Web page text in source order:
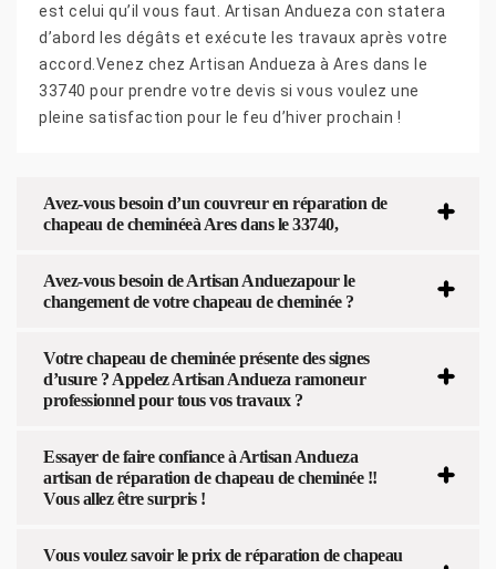
est celui qu’il vous faut. Artisan Andueza con statera
d’abord les dégâts et exécute les travaux après votre
accord.Venez chez Artisan Andueza à Ares dans le
33740 pour prendre votre devis si vous voulez une
pleine satisfaction pour le feu d’hiver prochain !
Avez-vous besoin d’un couvreur en réparation de
chapeau de cheminéeà Ares dans le 33740,
Avez-vous besoin de Artisan Anduezapour le
changement de votre chapeau de cheminée ?
Votre chapeau de cheminée présente des signes
d’usure ? Appelez Artisan Andueza ramoneur
professionnel pour tous vos travaux ?
Essayer de faire confiance à Artisan Andueza
artisan de réparation de chapeau de cheminée !!
Vous allez être surpris !
Vous voulez savoir le prix de réparation de chapeau